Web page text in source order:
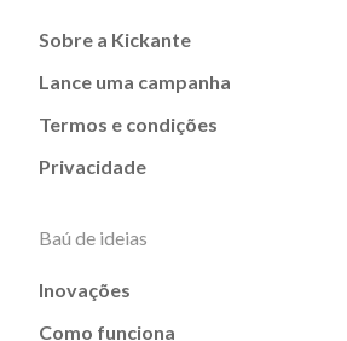
Sobre a Kickante
Lance uma campanha
Termos e condições
Privacidade
Baú de ideias
Inovações
Como funciona